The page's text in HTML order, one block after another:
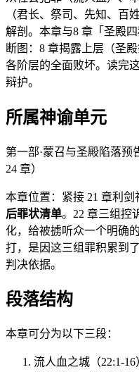
（君长、祭司、先知、百
解剖。本章与8 章「圣殿
断图：8 章揭露上层（圣
各阶层的全面败坏。读完
辩护。
所属神谕单元
第一部·蒙召与圣殿陷落预
24 章）
本章位置：紧接 21 章利
后罪状清单。22 章三组控
化，给被掳听众一个明确
打，是因这三组罪积累到
判决依据。
段落结构
本章可分为以下三段：
流人血之城（22:1-